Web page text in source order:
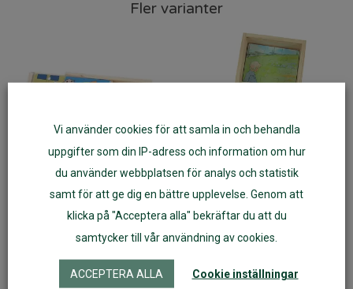
Fler varianter
Fyra pussel i låda Alfons
Åberg
Fyra pussel i låda Elsa
Beskow visor
Vi använder cookies för att samla in och behandla
uppgifter som din IP-adress och information om hur
du använder webbplatsen för analys och statistik
samt för att ge dig en bättre upplevelse. Genom att
klicka på "Acceptera alla" bekräftar du att du
samtycker till vår användning av cookies.
ACCEPTERA ALLA Cookie inställningar